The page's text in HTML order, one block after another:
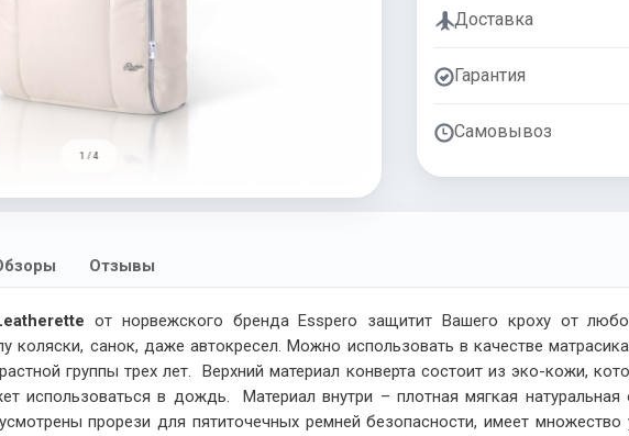
1 / 4
Доставка
Гарантия
Самовывоз
Отзывы
от норвежского бренда Esspero защитит Вашего кроху от
коляски, санок, даже автокресел. Можно использовать в качестве
группы трех лет. Верхний материал конверта состоит из эко-кожи,
использоваться в дождь. Материал внутри – плотная мягкая
прорези для пятиточечных ремней безопасности, имеет множество